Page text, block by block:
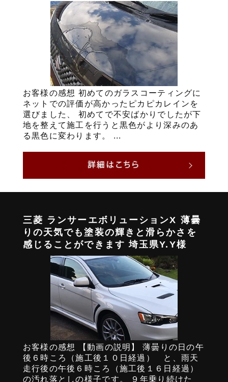
お客様の感想 初めてのガラスコーティングに
ネットでの評価が高かったピカピカレインを
選びました、 初めてで不安ばかりでしたが下
地を整えて施工を行うと黒色がより深みのあ
る黒色に変わります。 ...
三菱 ランサーエボリューションX 薄曇
りの天気でも塗装の輝きと滑らかさを
感じることができます 埼玉県Y.Y様
お客様の感想 【動画の説明】 薄曇りの日の午
後６時ころ（施工後１０日経過） と、雨天
走行後の午後６時ころ（施工後１６日経過）
の汚れ落としの様子です。 ９年乗り続けた